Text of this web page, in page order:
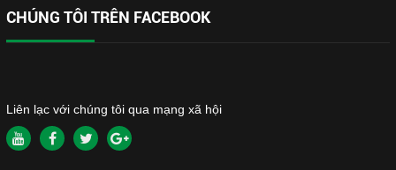
CHÚNG TÔI TRÊN FACEBOOK
Liên lạc với chúng tôi qua mạng xã hội